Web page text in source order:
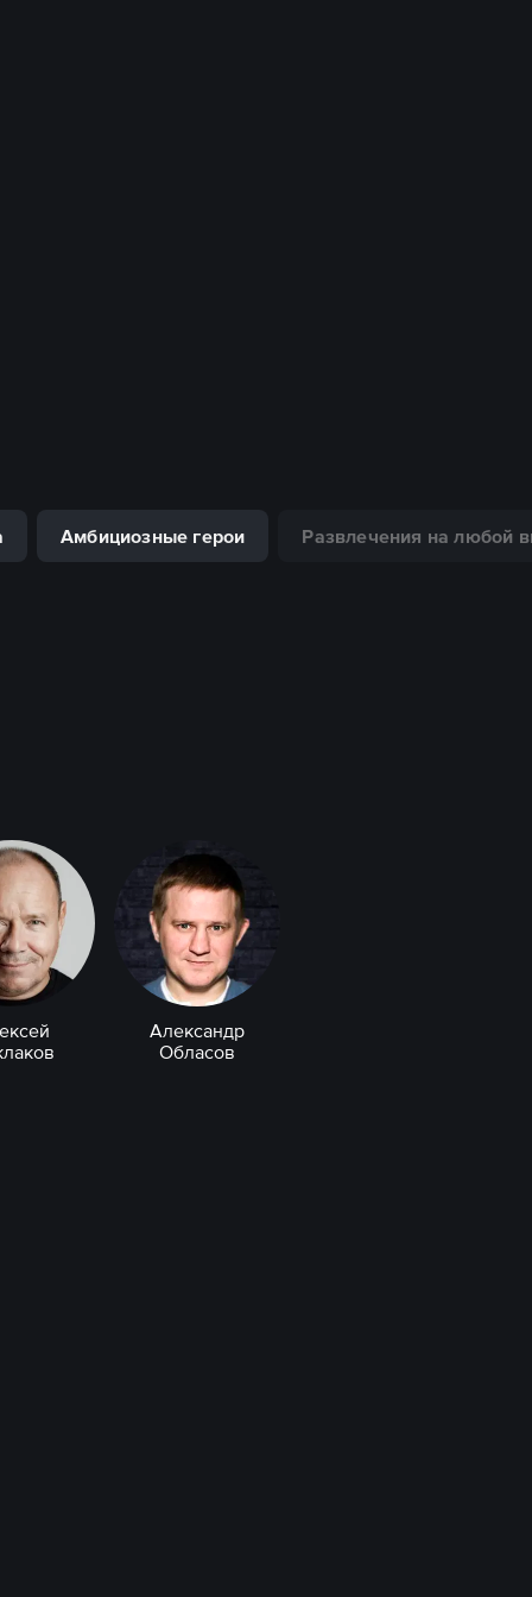
Амбициозные герои Развлечения на любой
Александр
Обласов